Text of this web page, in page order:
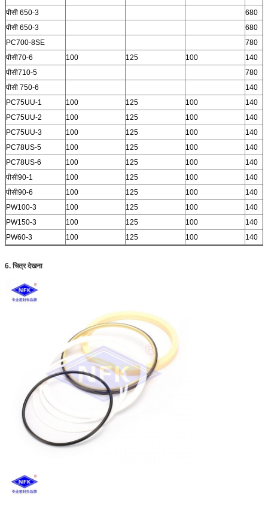
पीसी 650-3
680
पीसी 650-3
680
PC700-8SE
780
पीसी70-6
100 125 100
140
पीसी710-5
780
पीसी 750-6
140
PC75UU-1
100 125 100
140
PC75UU-2
100 125 100
140
PC75UU-3
100 125 100
140
PC78US-5
100 125 100
140
PC78US-6
100 125 100
140
पीसी90-1
100 125 100
140
पीसी90-6
100 125 100
140
PW100-3
100 125 100
140
PW150-3
100 125 100
140
PW60-3
100 125 100 140
6. चित्र देखना